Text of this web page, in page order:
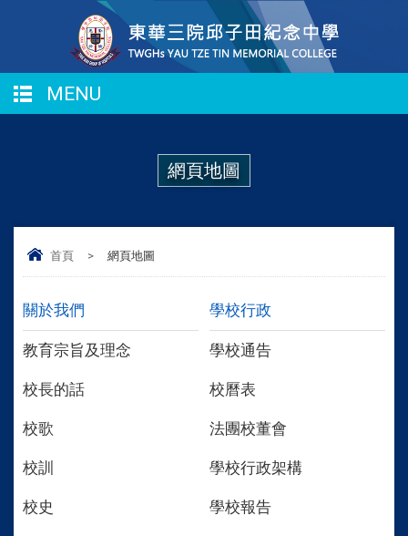
MENU
網頁地圖
首頁 > 網頁地圖
關於我們
教育宗旨及理念
校長的話
校歌
校訓
校史
學校行政
學校通告
校曆表
法團校董會
學校行政架構
學校報告